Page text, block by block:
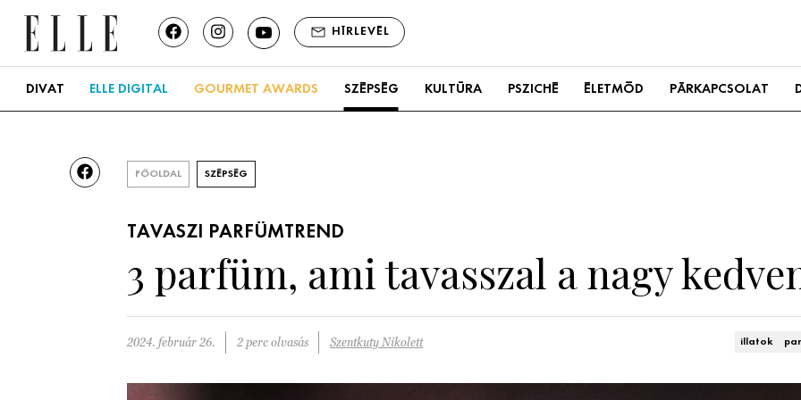
HÍRLEVÉL
DIVAT ELLE DIGITAL GOURMET AWARDS SZÉPSÉG KULTÚRA PSZICHÉ ÉLETMÓD PÁRKAPCSOLAT
FŐOLDAL SZÉPSÉG
TAVASZI PARFÜMTREND
3 parfüm, ami tavasszal a nagy
2024. február 26. 2 perc olvasás Szentkuty Nikolett illatok